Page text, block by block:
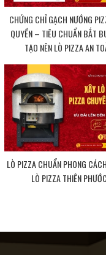
CHỨNG CHỈ GẠCH NƯỚNG
QUYỀN – TIÊU CHUẨN BẮT
TẠO NÊN LÒ PIZZA AN
LÒ PIZZA CHUẨN PHONG
LÒ PIZZA THIÊN PHƯỚC